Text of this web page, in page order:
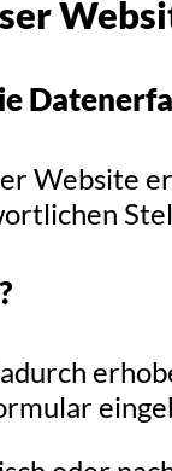
Website